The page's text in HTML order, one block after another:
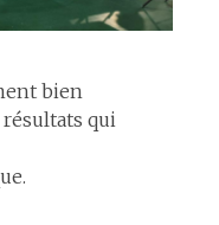
bien
qui